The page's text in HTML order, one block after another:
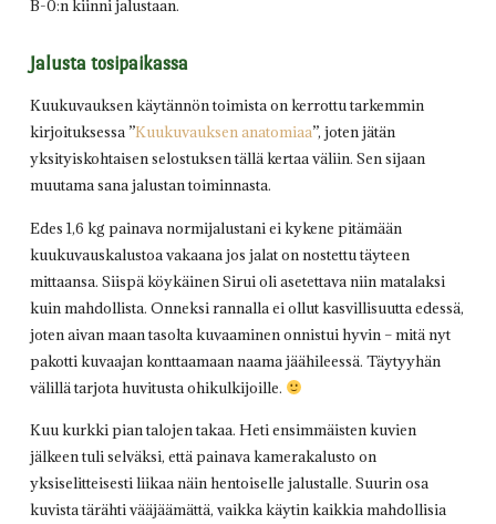
B-0:n kiinni jalustaan.
Jalusta tosipaikassa
Kuukuvauksen käytännön toimista on kerrottu tarkemmin
kirjoituksessa ”Kuukuvauksen anatomiaa”, joten jätän
yksityiskohtaisen selostuksen tällä kertaa väliin. Sen sijaan
muutama sana jalustan toiminnasta.
Edes 1,6 kg painava normijalustani ei kykene pitämään
kuukuvauskalustoa vakaana jos jalat on nostettu täyteen
mittaansa. Siispä köykäinen Sirui oli asetettava niin matalaksi
kuin mahdollista. Onneksi rannalla ei ollut kasvillisuutta edessä,
joten aivan maan tasolta kuvaaminen onnistui hyvin – mitä nyt
pakotti kuvaajan konttaamaan naama jäähileessä. Täytyyhän
välillä tarjota huvitusta ohikulkijoille.
Kuu kurkki pian talojen takaa. Heti ensimmäisten kuvien
jälkeen tuli selväksi, että painava kamerakalusto on
yksiselitteisesti liikaa näin hentoiselle jalustalle. Suurin osa
kuvista tärähti vääjäämättä, vaikka käytin kaikkia mahdollisia